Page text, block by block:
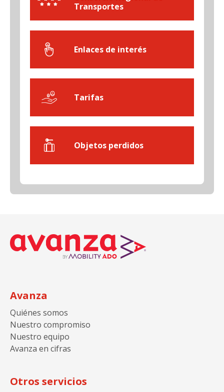
Transportes
Enlaces de interés
Tarifas
Objetos perdidos
Avanza
Quiénes somos
Nuestro compromiso
Nuestro equipo
Avanza en cifras
Otros servicios